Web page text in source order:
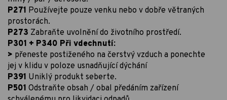
P271 Používejte pouze venku nebo v dobře větraných
prostorách.
P273 Zabraňte uvolnění do životního prostředí.
P301 + P340 Při vdechnutí:
> přeneste postiženého na čerstvý vzduch a ponechte
jej v klidu v poloze usnadňující dýchání
P391 Uniklý produkt seberte.
P501 Odstraňte obsah / obal předáním zařízení